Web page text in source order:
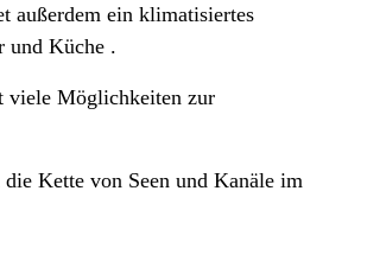
außerdem ein klimatisiertes
und Küche .
viele Möglichkeiten zur
Kette von Seen und Kanäle im